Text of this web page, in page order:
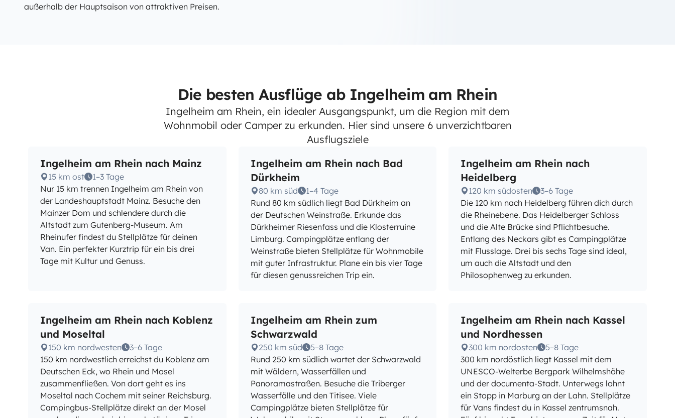
außerhalb der Hauptsaison von attraktiven Preisen.
Die besten Ausflüge ab Ingelheim am Rhein
Ingelheim am Rhein, ein idealer Ausgangspunkt, um die Region mit dem
Wohnmobil oder Camper zu erkunden. Hier sind unsere 6 unverzichtbaren
Ausflugsziele
Ingelheim am Rhein nach Mainz
15 km ost
1–3 Tage
Nur 15 km trennen Ingelheim am Rhein von
der Landeshauptstadt Mainz. Besuche den
Mainzer Dom und schlendere durch die
Altstadt zum Gutenberg-Museum. Am
Rheinufer findest du Stellplätze für deinen
Van. Ein perfekter Kurztrip für ein bis drei
Tage mit Kultur und Genuss.
Ingelheim am Rhein nach Bad
Dürkheim
80 km süd
1–4 Tage
Rund 80 km südlich liegt Bad Dürkheim an
der Deutschen Weinstraße. Erkunde das
Dürkheimer Riesenfass und die Klosterruine
Limburg. Campingplätze entlang der
Weinstraße bieten Stellplätze für Wohnmobile
mit guter Infrastruktur. Plane ein bis vier Tage
für diesen genussreichen Trip ein.
Ingelheim am Rhein nach
Heidelberg
120 km südosten
3–6 Tage
Die 120 km nach Heidelberg führen dich durch
die Rheinebene. Das Heidelberger Schloss
und die Alte Brücke sind Pflichtbesuche.
Entlang des Neckars gibt es Campingplätze
mit Flusslage. Drei bis sechs Tage sind ideal,
um auch die Altstadt und den
Philosophenweg zu erkunden.
Ingelheim am Rhein nach Koblenz
und Moseltal
150 km nordwesten
3–6 Tage
150 km nordwestlich erreichst du Koblenz am
Deutschen Eck, wo Rhein und Mosel
zusammenfließen. Von dort geht es ins
Moseltal nach Cochem mit seiner Reichsburg.
Campingbus-Stellplätze direkt an der Mosel
Ingelheim am Rhein zum
Schwarzwald
250 km süd
5–8 Tage
Rund 250 km südlich wartet der Schwarzwald
mit Wäldern, Wasserfällen und
Panoramastraßen. Besuche die Triberger
Wasserfälle und den Titisee. Viele
Campingplätze bieten Stellplätze für
Ingelheim am Rhein nach Kassel
und Nordhessen
300 km nordosten
5–8 Tage
300 km nordöstlich liegt Kassel mit dem
UNESCO-Welterbe Bergpark Wilhelmshöhe
und der documenta-Stadt. Unterwegs lohnt
ein Stopp in Marburg an der Lahn. Stellplätze
für Vans findest du in Kassel zentrumsnah.